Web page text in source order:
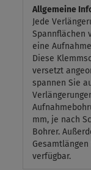
Allgemeine
Jede
Spannflächen
eine
Diese
versetzt
spannen Sie
mm, je nach
Bohrer.
Gesamtlängen
verfügbar.